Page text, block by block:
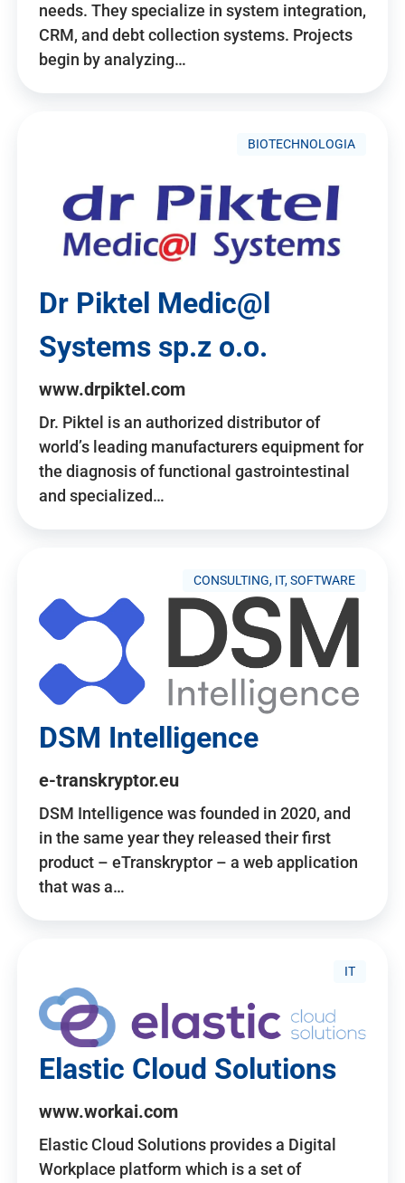
needs. They specialize in system integration,
CRM, and debt collection systems. Projects
begin by analyzing…
BIOTECHNOLOGIA
Dr Piktel Medic@l
Systems sp.z o.o.
www.drpiktel.com
Dr. Piktel is an authorized distributor of
world’s leading manufacturers equipment for
the diagnosis of functional gastrointestinal
and specialized…
CONSULTING, IT, SOFTWARE
DSM Intelligence
e-transkryptor.eu
DSM Intelligence was founded in 2020, and
in the same year they released their first
product – eTranskryptor – a web application
that was a…
IT
Elastic Cloud Solutions
www.workai.com
Elastic Cloud Solutions provides a Digital
Workplace platform which is a set of